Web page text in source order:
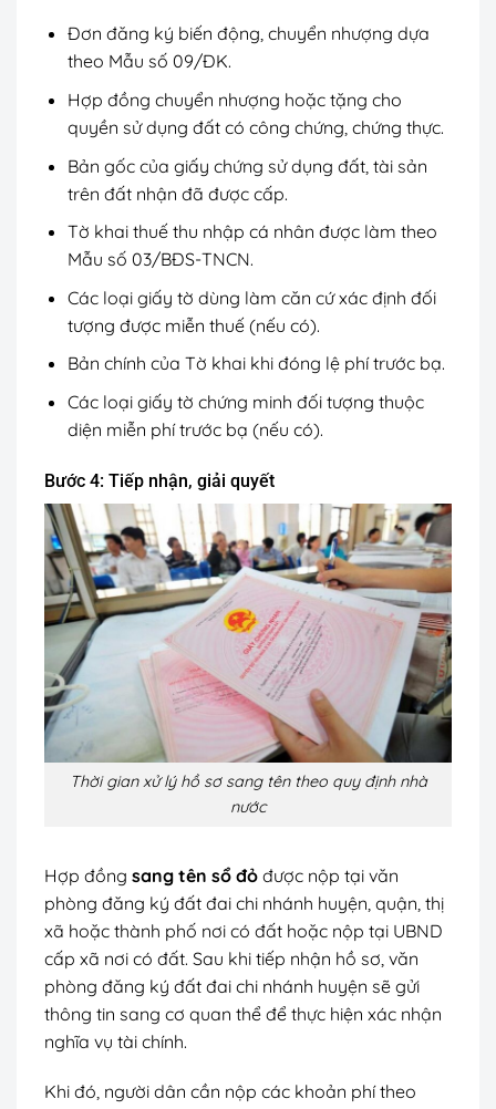
Đơn đăng ký biến động, chuyển nhượng dựa
theo Mẫu số 09/ĐK.
Hợp đồng chuyển nhượng hoặc tặng cho
quyền sử dụng đất có công chứng, chứng thực.
Bản gốc của giấy chứng sử dụng đất, tài sản
trên đất nhận đã được cấp.
Tờ khai thuế thu nhập cá nhân được làm theo
Mẫu số 03/BĐS-TNCN.
Các loại giấy tờ dùng làm căn cứ xác định đối
tượng được miễn thuế (nếu có).
Bản chính của Tờ khai khi đóng lệ phí trước bạ.
Các loại giấy tờ chứng minh đối tượng thuộc
diện miễn phí trước bạ (nếu có).
Bước 4: Tiếp nhận, giải quyết
Thời gian xử lý hồ sơ sang tên theo quy định nhà
nước
Hợp đồng sang tên sổ đỏ được nộp tại văn
phòng đăng ký đất đai chi nhánh huyện, quận, thị
xã hoặc thành phố nơi có đất hoặc nộp tại UBND
cấp xã nơi có đất. Sau khi tiếp nhận hồ sơ, văn
phòng đăng ký đất đai chi nhánh huyện sẽ gửi
thông tin sang cơ quan thể để thực hiện xác nhận
nghĩa vụ tài chính.
Khi đó, người dân cần nộp các khoản phí theo